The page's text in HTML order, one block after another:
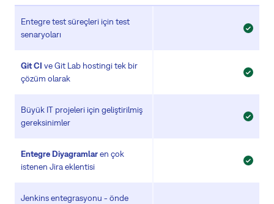
Entegre test süreçleri için test
senaryoları
Git CI ve Git Lab hostingi tek bir
çözüm olarak
Büyük IT projeleri için geliştirilmiş
gereksinimler
Entegre Diyagramlaren çok
istenen Jira eklentisi
Jenkins entegrasyonu - önde